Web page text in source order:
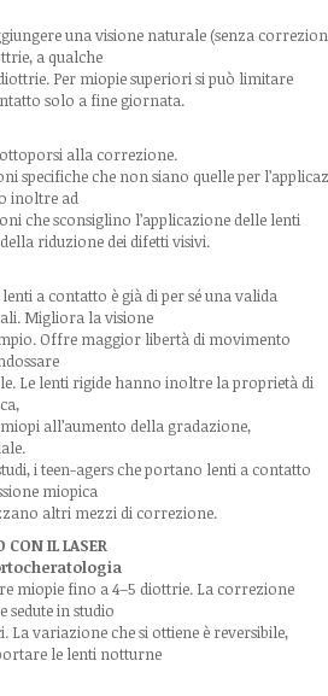
una visione naturale (senza
a qualche
Per miopie superiori si può limitare
solo a fine giornata.
alla correzione.
specifiche che non siano quelle per
inoltre ad
che sconsiglino l’applicazione delle lenti
riduzione dei difetti visivi.
a contatto è già di per sé una valida
Migliora la visione
Offre maggior libertà di movimento
Le lenti rigide hanno inoltre la proprietà di
all’aumento della gradazione,
i teen-agers che portano lenti a contatto
miopica
altri mezzi di correzione.
CON IL LASER
miopie fino a 4–5 diottrie. La correzione
sedute in studio
variazione che si ottiene è reversibile,
le lenti notturne